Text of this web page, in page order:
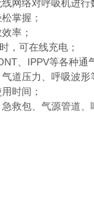
网络对呼吸机进行
掌握；
率；
，可在线充电；
、IPPV等各种通
道压力、呼吸波形
时间；
救包、气源管道